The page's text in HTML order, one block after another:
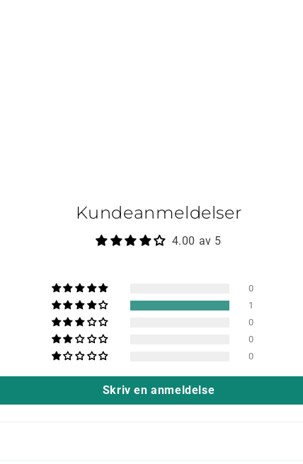
Kundeanmeldelser
4.00 av 5
0
1
0
0
0
Skriv en anmeldelse